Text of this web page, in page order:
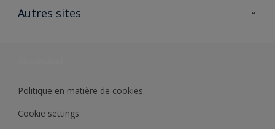
Ouvrir un magasin PASS
Autres sites
Politique en matière de cookies
Cookie settings